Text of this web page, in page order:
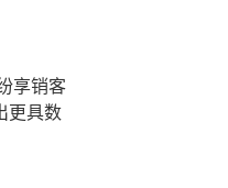
享销客
更具数